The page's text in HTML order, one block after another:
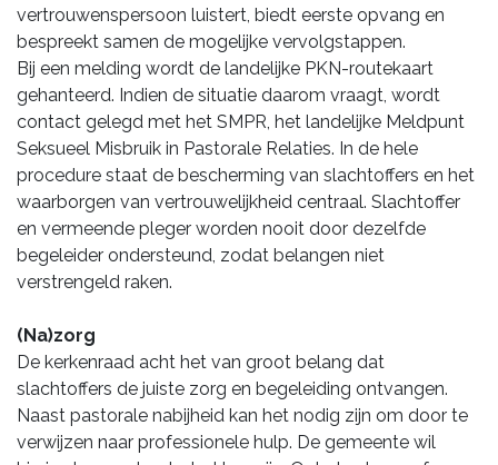
vertrouwenspersoon luistert, biedt eerste opvang en
bespreekt samen de mogelijke vervolgstappen.
Bij een melding wordt de landelijke PKN-routekaart
gehanteerd. Indien de situatie daarom vraagt, wordt
contact gelegd met het SMPR, het landelijke Meldpunt
Seksueel Misbruik in Pastorale Relaties. In de hele
procedure staat de bescherming van slachtoffers en het
waarborgen van vertrouwelijkheid centraal. Slachtoffer
en vermeende pleger worden nooit door dezelfde
begeleider ondersteund, zodat belangen niet
verstrengeld raken.
(Na)zorg
De kerkenraad acht het van groot belang dat
slachtoffers de juiste zorg en begeleiding ontvangen.
Naast pastorale nabijheid kan het nodig zijn om door te
verwijzen naar professionele hulp. De gemeente wil